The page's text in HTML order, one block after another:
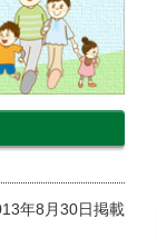
年8月30日掲載